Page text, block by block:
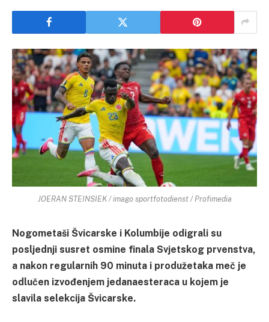
JOERAN STEINSIEK / imago sportfotodienst / Profimedia
Nogometaši Švicarske i Kolumbije odigrali su
posljednji susret osmine finala Svjetskog prvenstva,
a nakon regularnih 90 minuta i produžetaka meč je
odlučen izvođenjem jedanaesteraca u kojem je
slavila selekcija Švicarske.